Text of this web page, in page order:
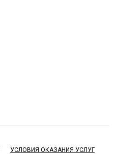
УСЛОВИЯ ОКАЗАНИЯ УСЛУГ